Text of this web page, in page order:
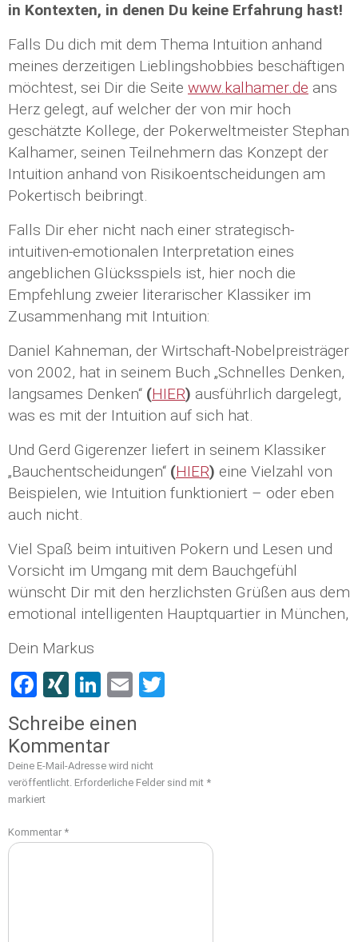
in Kontexten, in denen Du keine Erfahrung hast!
Falls Du dich mit dem Thema Intuition anhand
meines derzeitigen Lieblingshobbies beschäftigen
möchtest, sei Dir die Seite www.kalhamer.de ans
Herz gelegt, auf welcher der von mir hoch
geschätzte Kollege, der Pokerweltmeister Stephan
Kalhamer, seinen Teilnehmern das Konzept der
Intuition anhand von Risikoentscheidungen am
Pokertisch beibringt.
Falls Dir eher nicht nach einer strategisch-
intuitiven-emotionalen Interpretation eines
angeblichen Glücksspiels ist, hier noch die
Empfehlung zweier literarischer Klassiker im
Zusammenhang mit Intuition:
Daniel Kahneman, der Wirtschaft-Nobelpreisträger
von 2002, hat in seinem Buch „Schnelles Denken,
langsames Denken“ (HIER) ausführlich dargelegt,
was es mit der Intuition auf sich hat.
Und Gerd Gigerenzer liefert in seinem Klassiker
„Bauchentscheidungen“ (HIER) eine Vielzahl von
Beispielen, wie Intuition funktioniert – oder eben
auch nicht.
Viel Spaß beim intuitiven Pokern und Lesen und
Vorsicht im Umgang mit dem Bauchgefühl
wünscht Dir mit den herzlichsten Grüßen aus dem
emotional intelligenten Hauptquartier in München,
Dein Markus
Facebook
XINGLinkedIn
Email
Schreibe einen
Kommentar
Deine E-Mail-Adresse wird nicht
veröffentlicht. Erforderliche Felder sind mit *
markiert
Kommentar *